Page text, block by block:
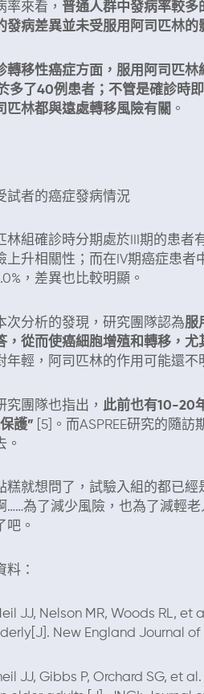
率來看， 普通人群中發病率較多
發病差異並未受服用阿司匹林的
轉移性癌症方面，服用阿司匹林
多了40例患者；不管是確診時
匹林都與遠處轉移風險有關 。
者的癌症發病情況
確診時分期處於III期的患者有
上升相關性；而在IV期癌症患者
，差異也比較明顯。
分析的發現，研究團隊認為服
，從而使癌細胞增殖和轉移，
年輕，阿司匹林的作用可能還不
團隊也指出， 此前也有10-20
護” [5]。而ASPREE研究的隨
。
想問了，試驗入組的都已經
……為了減少風險，也為了減輕
吧。
：
JJ, Nelson MR, Woods RL, et
New England Journal of
Gibbs P, Orchard SG, et